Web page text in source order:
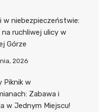
w niebezpieczeństwie:
na ruchliwej ulicy w
Górze
2026
Piknik w
Zabawa i
w Jednym Miejscu!